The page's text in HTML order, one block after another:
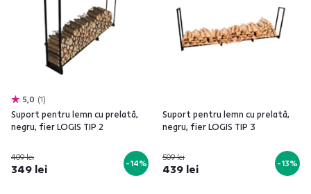
5,0 1
Suport pentru lemn cu prelată,
negru, fier LOGIS TIP 2
409 lei
349 lei -14%
Suport pentru lemn cu prelată,
negru, fier LOGIS TIP 3
509 lei
439 lei -13%